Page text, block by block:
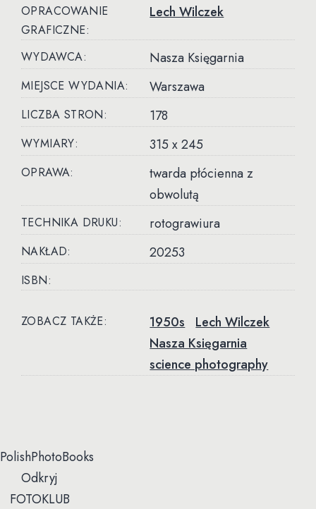
OPRACOWANIE
GRAFICZNE:
Lech Wilczek
WYDAWCA: Nasza Księgarnia
MIEJSCE WYDANIA: Warszawa
LICZBA STRON: 178
WYMIARY: 315 x 245
OPRAWA:
twarda płócienna z
obwolutą
TECHNIKA DRUKU: rotograwiura
NAKŁAD: 20253
ISBN:
ZOBACZ TAKŻE: 1950s
Lech Wilczek
Nasza Księgarnia
science photography
PolishPhotoBooks
Odkryj
FOTOKLUB